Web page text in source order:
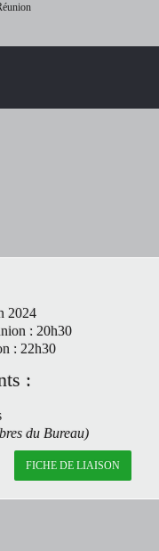
2024
: 20h30
: 22h30
:
du Bureau)
FICHE DE LIAISON